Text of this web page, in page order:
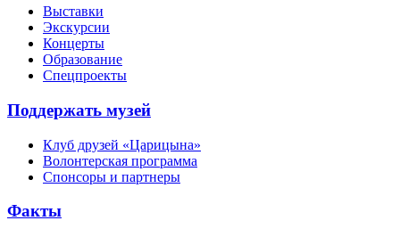
Выставки
Экскурсии
Концерты
Образование
Спецпроекты
Поддержать музей
Клуб друзей «Царицына»
Волонтерская программа
Спонсоры и партнеры
Факты